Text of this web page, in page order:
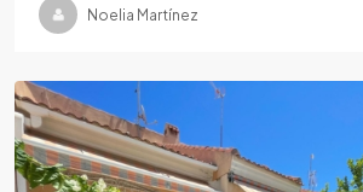
Noelia Martínez